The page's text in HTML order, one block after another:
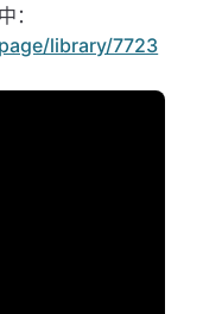
：
library/7723